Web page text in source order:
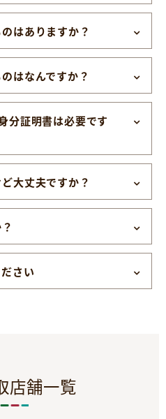
はありますか？
はなんですか？
分証明書は必要です
大丈夫ですか？
さい
店舗一覧